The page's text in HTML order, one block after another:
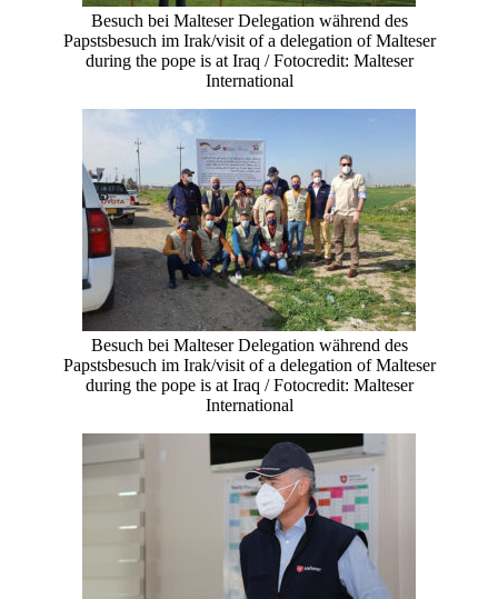
Besuch bei Malteser Delegation während des
Papstsbesuch im Irak/visit of a delegation of Malteser
during the pope is at Iraq / Fotocredit: Malteser
International
Besuch bei Malteser Delegation während des
Papstsbesuch im Irak/visit of a delegation of Malteser
during the pope is at Iraq / Fotocredit: Malteser
International